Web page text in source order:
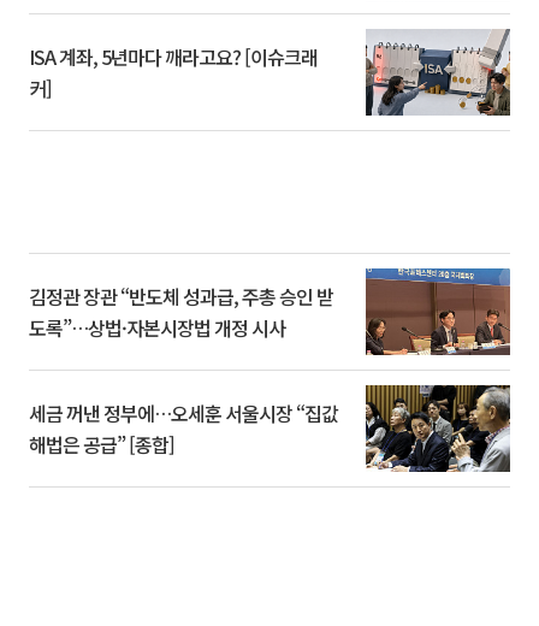
ISA 계좌, 5년마다 깨라고요? [이슈크래
커]
김정관 장관 “반도체 성과급, 주총 승인 받
도록”…상법·자본시장법 개정 시사
세금 꺼낸 정부에…오세훈 서울시장 “집값
해법은 공급” [종합]